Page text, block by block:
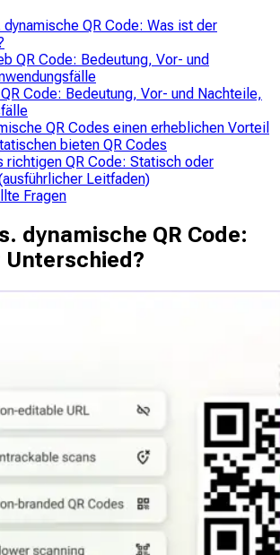
QR Code: Was ist der
QR Code: Bedeutung, Vor- und
Code: Bedeutung, Vor- und Nachteile,
QR Codes einen erheblichen Vorteil
bieten QR Codes
richtigen QR Code: Statisch oder
Leitfaden)
Fragen
dynamische QR Code:
Unterschied?